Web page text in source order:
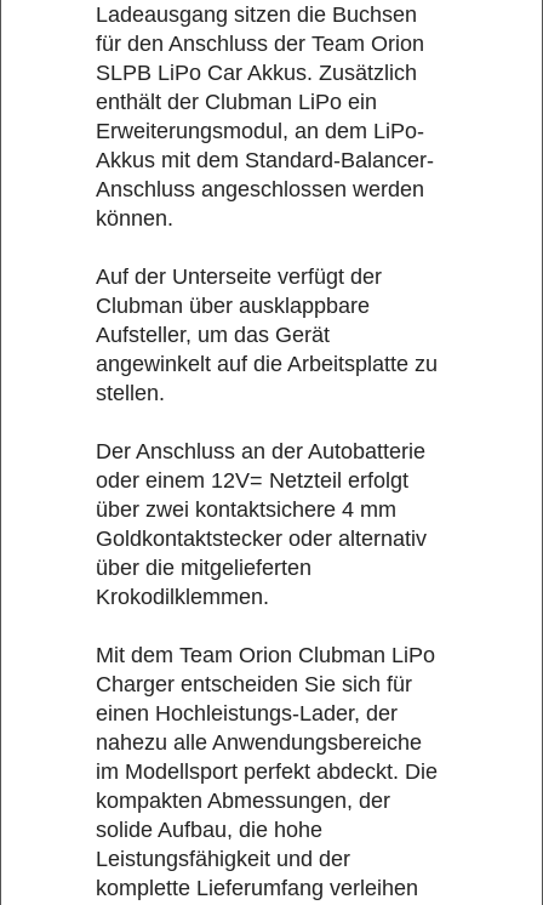
Ladeausgang sitzen die Buchsen
für den Anschluss der Team Orion
SLPB LiPo Car Akkus. Zusätzlich
enthält der Clubman LiPo ein
Erweiterungsmodul, an dem LiPo-
Akkus mit dem Standard-Balancer-
Anschluss angeschlossen werden
können.
Auf der Unterseite verfügt der
Clubman über ausklappbare
Aufsteller, um das Gerät
angewinkelt auf die Arbeitsplatte zu
stellen.
Der Anschluss an der Autobatterie
oder einem 12V= Netzteil erfolgt
über zwei kontaktsichere 4 mm
Goldkontaktstecker oder alternativ
über die mitgelieferten
Krokodilklemmen.
Mit dem Team Orion Clubman LiPo
Charger entscheiden Sie sich für
einen Hochleistungs-Lader, der
nahezu alle Anwendungsbereiche
im Modellsport perfekt abdeckt. Die
kompakten Abmessungen, der
solide Aufbau, die hohe
Leistungsfähigkeit und der
komplette Lieferumfang verleihen